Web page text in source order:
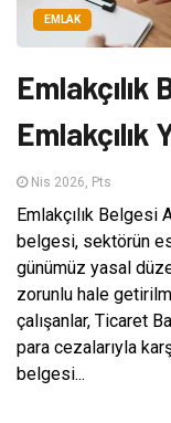
EMLAK
Emlakçılık
Emlakçılık
Nis 2026, Pts
Emlakçılık Belgesi
belgesi, sektörün
günümüz yasal
zorunlu hale
çalışanlar, Ticaret
para cezalarıyla
belgesi...